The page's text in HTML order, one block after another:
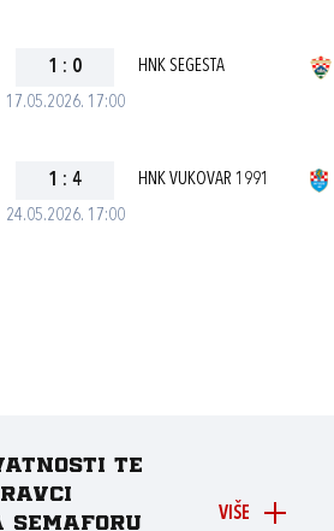
17.05.2026. 17:00
1 : 0 HNK SEGESTA
24.05.2026. 17:00
1 : 4 HNK VUKOVAR 1991
VIŠE
te
Semaforu